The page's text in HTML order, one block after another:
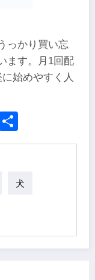
っかり買い忘
ます。月1回配
始めやすく人
Line
犬